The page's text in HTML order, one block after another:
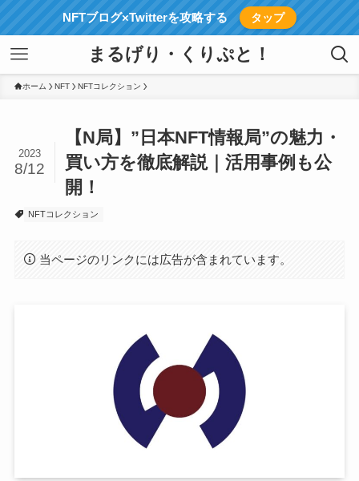
NFTブログ×Twitterを攻略する タップ
まるげり・くりぷと！
ホーム NFT NFTコレクション
【N局】”日本NFT情報局”の魅力・
買い方を徹底解説｜活用事例も公
開！
2023
8/12
NFTコレクション
当ページのリンクには広告が含まれています。